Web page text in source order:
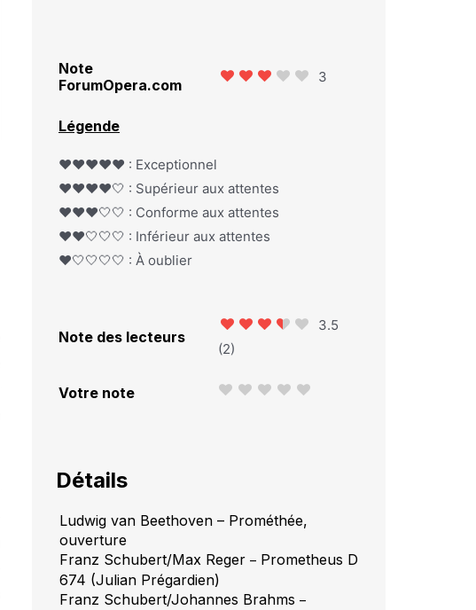
Note
ForumOpera.com
3
Légende
❤️❤️❤️❤️❤️ : Exceptionnel
❤️❤️❤️❤️🤍 : Supérieur aux attentes
❤️❤️❤️🤍🤍 : Conforme aux attentes
❤️❤️🤍🤍🤍 : Inférieur aux attentes
❤️🤍🤍🤍🤍 : À oublier
Note des lecteurs
3.5
(2)
Votre note
Détails
Ludwig van Beethoven – Prométhée,
ouverture
Franz Schubert/Max Reger –Prometheus D
674 (Julian Prégardien)
Franz Schubert/Johannes Brahms –